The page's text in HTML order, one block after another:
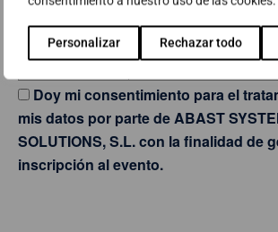
Personalizar Rechazar todo
Adicional
https://www.abast.es/
privacidad/
Doy mi consentimiento para el
mis datos por parte de ABAST
SOLUTIONS, S.L. con la finalidad de
inscripción al evento.